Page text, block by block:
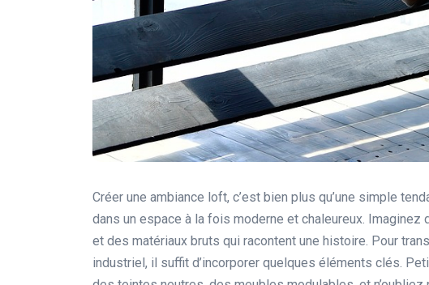
Créer une ambiance loft, c’est bien plus qu’une simple
dans un espace à la fois moderne et chaleureux.
et des matériaux bruts qui racontent une histoire. Pour
industriel, il suffit d’incorporer quelques éléments clés.